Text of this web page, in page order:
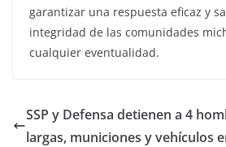
garantizar una respuesta eficaz y
integridad de las comunidades
cualquier eventualidad.
SSP y Defensa detienen a 4
largas, municiones y vehículos